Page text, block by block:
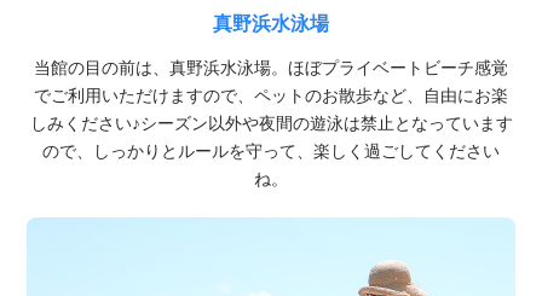
真野浜水泳場
当館の目の前は、真野浜水泳場。ほぼプライベートビーチ感覚
でご利用いただけますので、ペットのお散歩など、自由にお楽
しみください♪シーズン以外や夜間の遊泳は禁止となっています
ので、しっかりとルールを守って、楽しく過ごしてください
ね。